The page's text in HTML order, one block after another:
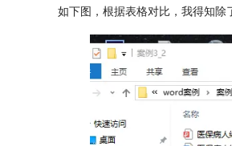
如下图，根据表格对比，我得知除